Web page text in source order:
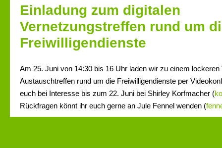
Einladung zum digitalen
Vernetzungstreffen rund um
Freiwilligendienste
Am 25. Juni von 14:30 bis 16 Uhr laden wir zu einem lockeren
Austauschtreffen rund um die Freiwilligendienste per
euch bei Interesse bis zum 22. Juni bei Shirley Korfmacher (
Rückfragen könnt ihr euch gerne an Jule Fennel wenden (